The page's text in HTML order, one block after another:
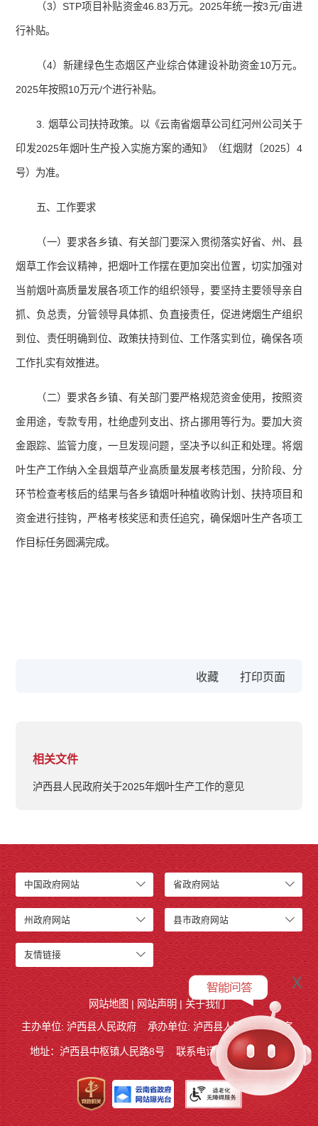
（3）STP项目补贴资金46.83万元。2025年统一按3元/亩进
行补贴。
（4）新建绿色生态烟区产业综合体建设补助资金10万元。
2025年按照10万元/个进行补贴。
3. 烟草公司扶持政策。以《云南省烟草公司红河州公司关于
印发2025年烟叶生产投入实施方案的通知》（红烟财〔2025〕4
号）为准。
五、工作要求
（一）要求各乡镇、有关部门要深入贯彻落实好省、州、县
烟草工作会议精神，把烟叶工作摆在更加突出位置，切实加强对
当前烟叶高质量发展各项工作的组织领导，要坚持主要领导亲自
抓、负总责，分管领导具体抓、负直接责任，促进烤烟生产组织
到位、责任明确到位、政策扶持到位、工作落实到位，确保各项
工作扎实有效推进。
（二）要求各乡镇、有关部门要严格规范资金使用，按照资
金用途，专款专用，杜绝虚列支出、挤占挪用等行为。要加大资
金跟踪、监管力度，一旦发现问题，坚决予以纠正和处理。将烟
叶生产工作纳入全县烟草产业高质量发展考核范围，分阶段、分
环节检查考核后的结果与各乡镇烟叶种植收购计划、扶持项目和
资金进行挂钩，严格考核奖惩和责任追究，确保烟叶生产各项工
作目标任务圆满完成。
收藏
相关文件
泸西县人民政府关于2025年烟叶生产工作的意见
中国政府网站 省政府网站
州政府网站 县市政府网站
友情链接
网站地图 | 网站声明 | 关于我们
主办单位: 泸西县人民政府
承办单位: 泸西县人民政府办公室
地址：泸西县中枢镇人民路8号 联系电话:0873-6621715
x